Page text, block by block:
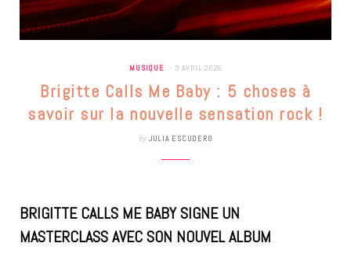
MUSIQUE 9 AVRIL 2026
Brigitte Calls Me Baby : 5 choses à
savoir sur la nouvelle sensation rock !
by JULIA ESCUDERO
BRIGITTE CALLS ME BABY SIGNE UN
MASTERCLASS AVEC SON NOUVEL ALBUM